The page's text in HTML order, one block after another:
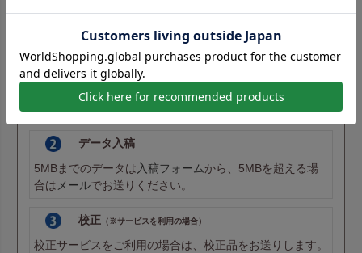
注文・入金
ご注文は商品ページからお願いします。納期はご入金・入
稿完了日を基準に計算されます。
データ入稿
5MBまでのデータは入稿フォームから、5MBを超える場
合はメールでお送りください。
校正（※サービスを利用の場合）
校正サービスをご利用の場合は、校正品をお送りします。